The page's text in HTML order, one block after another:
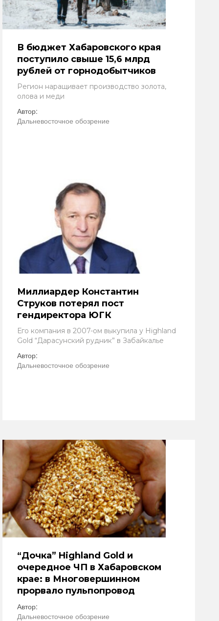
В бюджет Хабаровского края
поступило свыше 15,6 млрд
рублей от горнодобытчиков
Регион наращивает производство золота,
олова и меди
Автор:
Дальневосточное обозрение
Миллиардер Константин
Струков потерял пост
гендиректора ЮГК
Его компания в 2007-ом выкупила у Highland
Gold “Дарасунский рудник” в Забайкалье
Автор:
Дальневосточное обозрение
“Дочка” Highland Gold и
очередное ЧП в Хабаровском
крае: в Многовершинном
прорвало пульпопровод
Автор:
Дальневосточное обозрение